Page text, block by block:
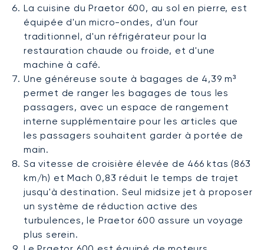
La cuisine du Praetor 600, au sol en pierre, est
équipée d'un micro-ondes, d'un four
traditionnel, d'un réfrigérateur pour la
restauration chaude ou froide, et d'une
machine à café.
Une généreuse soute à bagages de 4,39 m³
permet de ranger les bagages de tous les
passagers, avec un espace de rangement
interne supplémentaire pour les articles que
les passagers souhaitent garder à portée de
main.
Sa vitesse de croisière élevée de 466 ktas (863
km/h) et Mach 0,83 réduit le temps de trajet
jusqu'à destination. Seul midsize jet à proposer
un système de réduction active des
turbulences, le Praetor 600 assure un voyage
plus serein.